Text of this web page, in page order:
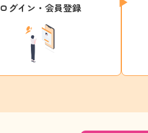
ログイン・会員登録